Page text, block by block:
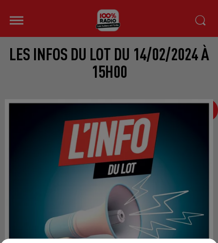
LES INFOS DU LOT DU 14/02/2024 À
15H00